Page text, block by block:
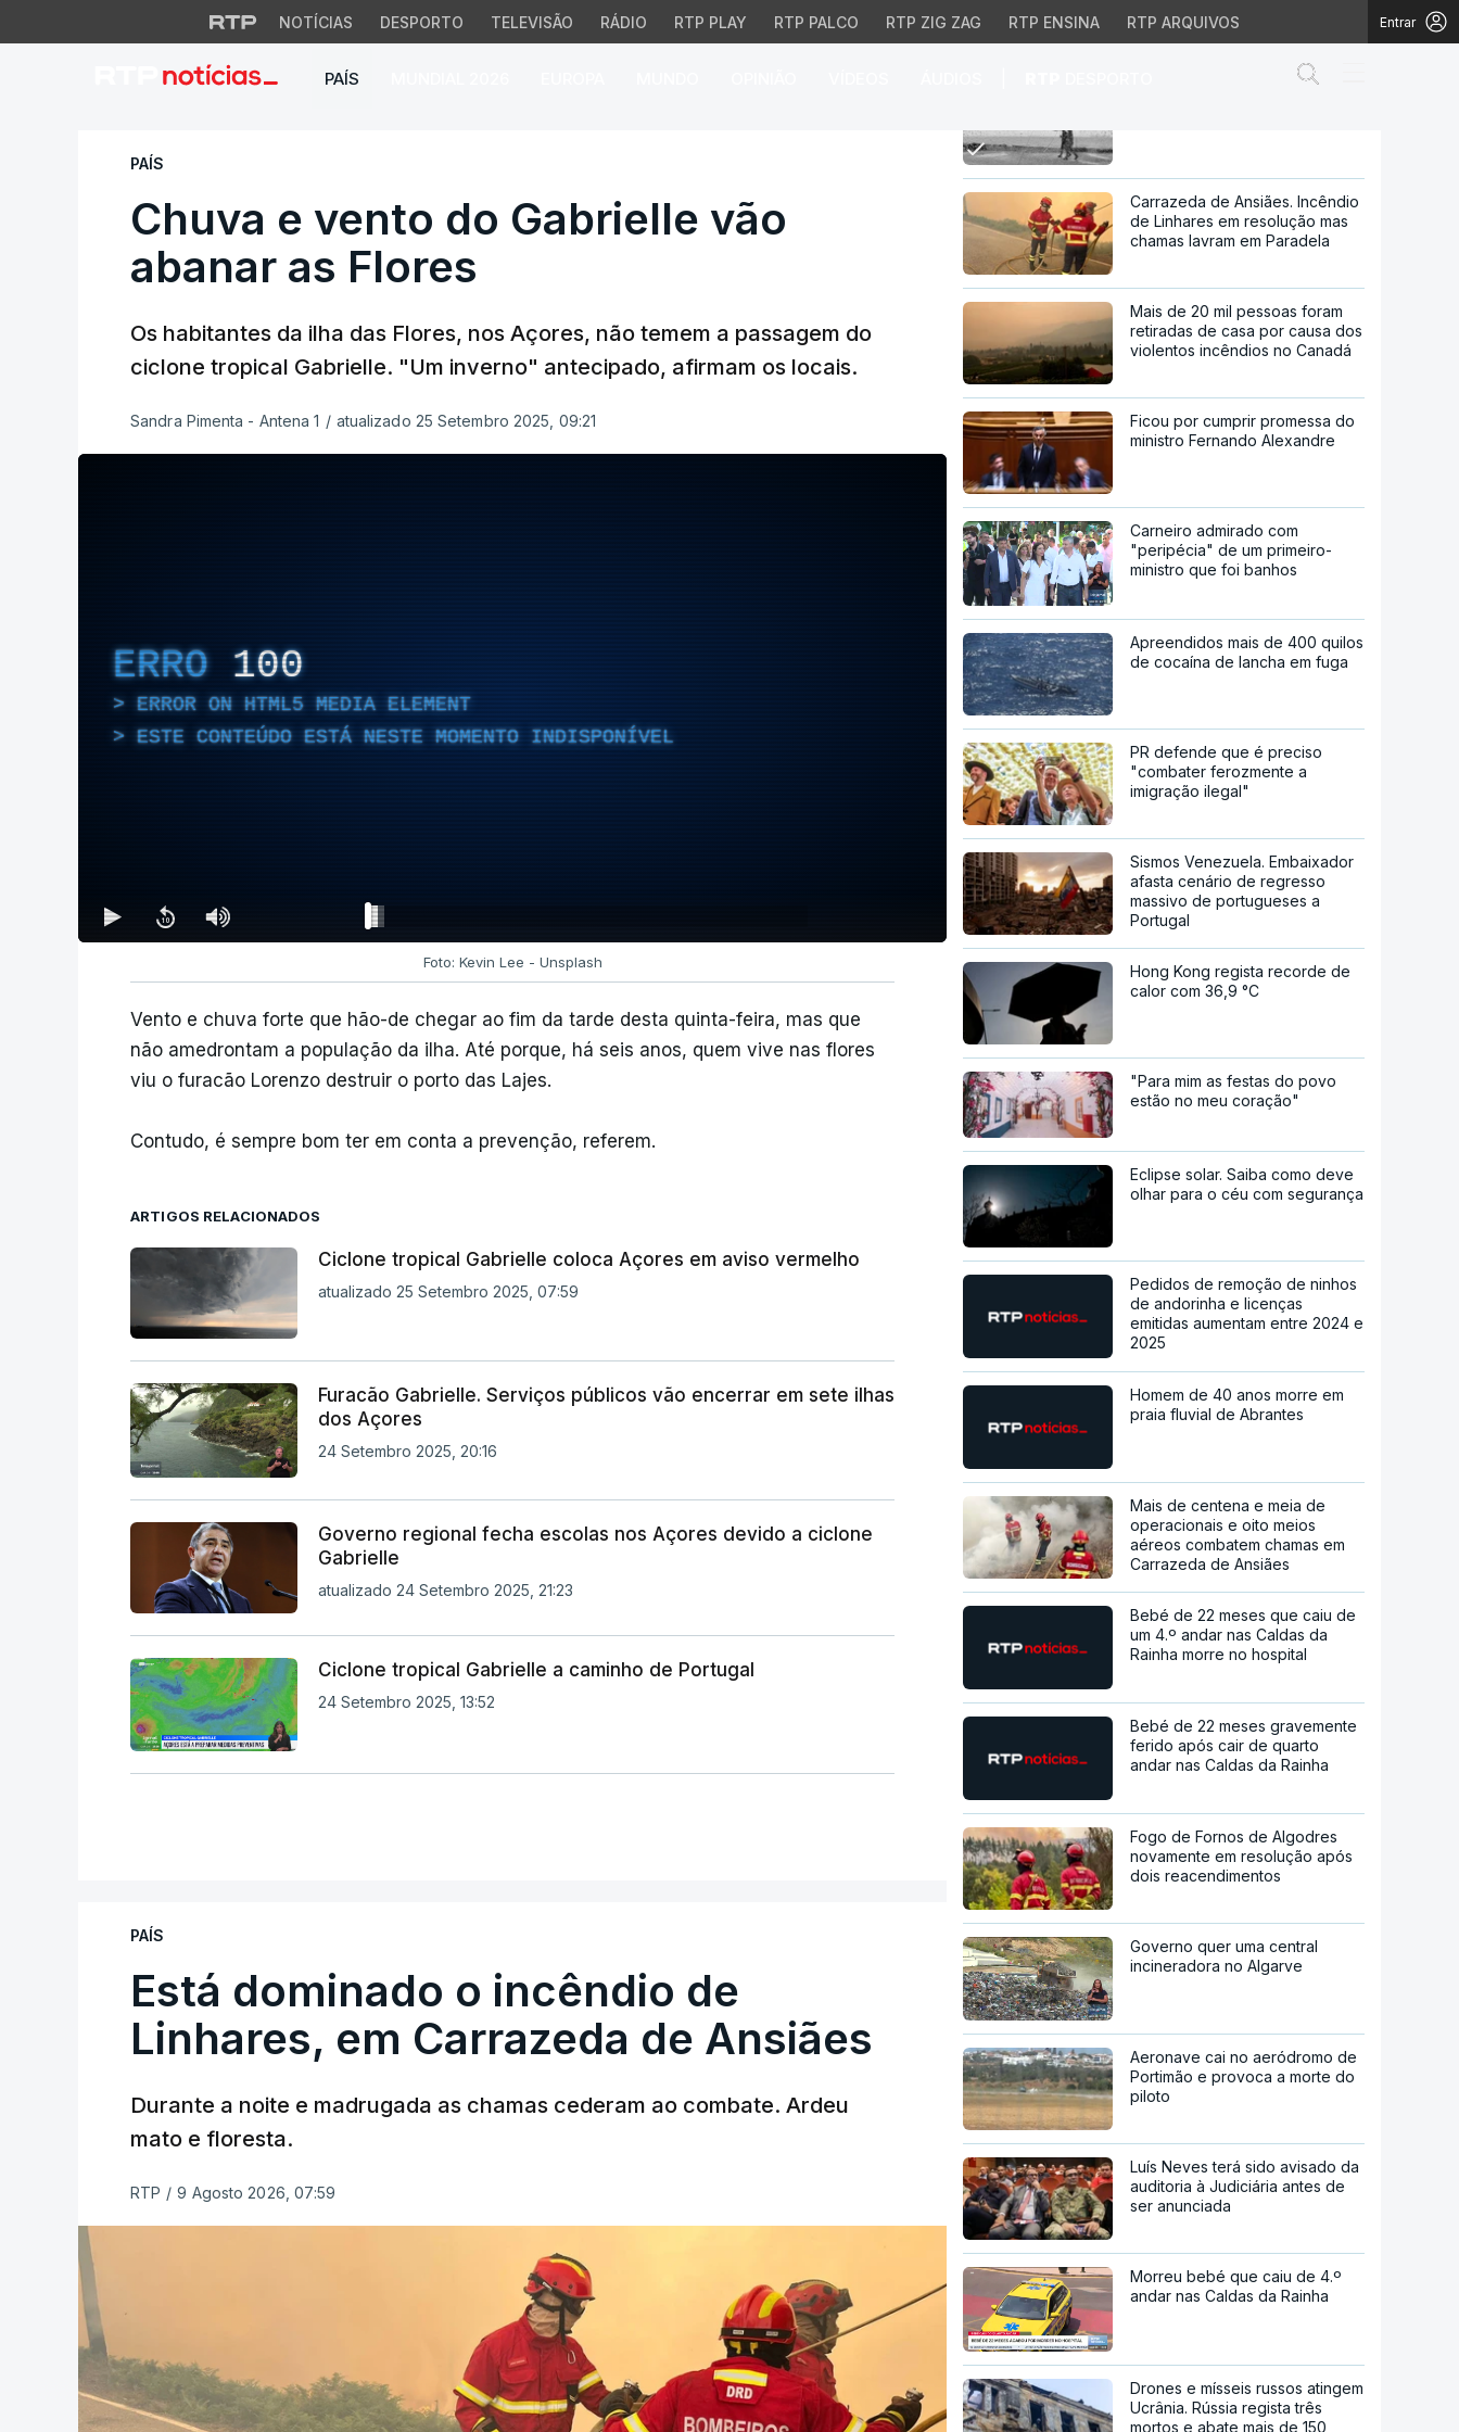
NOTÍCIAS DESPORTO TELEVISÃO RÁDIO RTP PLAY RTP PALCO RTP ZIG ZAG RTP ENSINA RTP ARQUIVOS Entrar
PAÍS
Chuva e vento do Gabrielle vão abanar as Flores
PAÍS
Chuva e vento do Gabrielle vão
abanar as Flores
Os habitantes da ilha das Flores, nos Açores, não temem a passagem do
ciclone tropical Gabrielle. "Um inverno" antecipado, afirmam os locais.
Sandra Pimenta - Antena 1 / atualizado 25 Setembro 2025, 09:21
ERRO 100
ERROR ON HTML5 MEDIA ELEMENT
ESTE CONTEÚDO ESTÁ NESTE MOMENTO INDISPONÍVEL
Foto: Kevin Lee - Unsplash
Vento e chuva forte que hão-de chegar ao fim da tarde desta quinta-feira, mas que
não amedrontam a população da ilha. Até porque, há seis anos, quem vive nas flores
viu o furacão Lorenzo destruir o porto das Lajes.
Contudo, é sempre bom ter em conta a prevenção, referem.
ARTIGOS RELACIONADOS
Ciclone tropical Gabrielle coloca Açores em aviso vermelho
atualizado 25 Setembro 2025, 07:59
Furacão Gabrielle. Serviços públicos vão encerrar em sete ilhas
dos Açores
24 Setembro 2025, 20:16
Governo regional fecha escolas nos Açores devido a ciclone
Gabrielle
atualizado 24 Setembro 2025, 21:23
Ciclone tropical Gabrielle a caminho de Portugal
24 Setembro 2025, 13:52
PAÍS
Está dominado o incêndio de
Linhares, em Carrazeda de Ansiães
Durante a noite e madrugada as chamas cederam ao combate. Ardeu
mato e floresta.
RTP / 9 Agosto 2026, 07:59
Carrazeda de Ansiães. Incêndio
de Linhares em resolução mas
chamas lavram em Paradela
Mais de 20 mil pessoas foram
retiradas de casa por causa dos
violentos incêndios no Canadá
Ficou por cumprir promessa do
ministro Fernando Alexandre
Carneiro admirado com
"peripécia" de um primeiro-
ministro que foi banhos
Apreendidos mais de 400 quilos
de cocaína de lancha em fuga
PR defende que é preciso
"combater ferozmente a
imigração ilegal"
Sismos Venezuela. Embaixador
afasta cenário de regresso
massivo de portugueses a
Portugal
Hong Kong regista recorde de
calor com 36,9 °C
"Para mim as festas do povo
estão no meu coração"
Eclipse solar. Saiba como deve
olhar para o céu com segurança
Pedidos de remoção de ninhos
de andorinha e licenças
emitidas aumentam entre 2024 e
2025
Homem de 40 anos morre em
praia fluvial de Abrantes
Mais de centena e meia de
operacionais e oito meios
aéreos combatem chamas em
Carrazeda de Ansiães
Bebé de 22 meses que caiu de
um 4.º andar nas Caldas da
Rainha morre no hospital
Bebé de 22 meses gravemente
ferido após cair de quarto
andar nas Caldas da Rainha
Fogo de Fornos de Algodres
novamente em resolução após
dois reacendimentos
Governo quer uma central
incineradora no Algarve
Aeronave cai no aeródromo de
Portimão e provoca a morte do
piloto
Luís Neves terá sido avisado da
auditoria à Judiciária antes de
ser anunciada
Morreu bebé que caiu de 4.º
andar nas Caldas da Rainha
Drones e mísseis russos atingem
Ucrânia. Rússia regista três
mortos e abate mais de 150